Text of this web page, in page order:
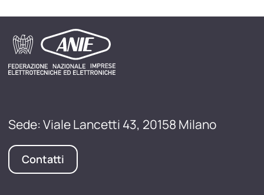
Sede: Viale Lancetti 43, 20158 Milano
Contatti